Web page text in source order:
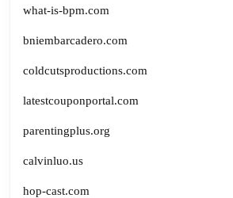
what-is-bpm.com
bniembarcadero.com
coldcutsproductions.com
latestcouponportal.com
parentingplus.org
calvinluo.us
hop-cast.com